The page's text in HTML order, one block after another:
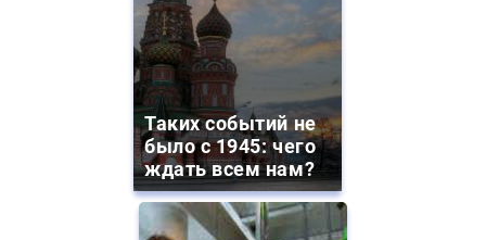
Таких событий не
было с 1945: чего
ждать всем нам?